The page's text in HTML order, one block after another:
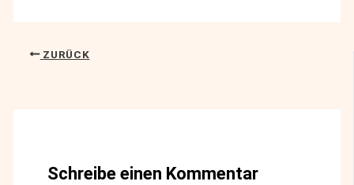
ZURÜCK
Schreibe einen Kommentar